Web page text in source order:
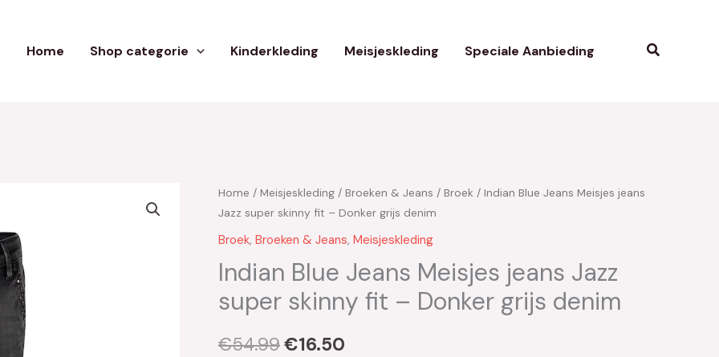
Home Shop categorie Kinderkleding Meisjeskleding Speciale Aanbieding Zoeken
Home / Meisjeskleding / Broeken & Jeans / Broek / Indian Blue Jeans Meisjes jeans
Jazz super skinny fit – Donker grijs denim
Broek, Broeken & Jeans, Meisjeskleding
Indian Blue Jeans Meisjes jeans Jazz
super skinny fit – Donker grijs denim
€54.99
Oorspronkelijke
prijs
was:
€54.99.
€16.50
Huidige
prijs
is:
€16.50.